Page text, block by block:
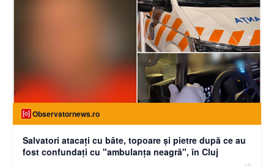
Observatornews.ro
Salvatori atacaţi cu bâte, topoare şi pietre după ce au
fost confundaţi cu "ambulanţa neagră", în Cluj